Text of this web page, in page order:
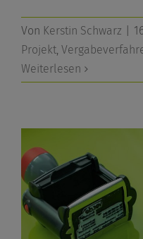
Von Kerstin Schwarz
Projekt,
Weiterlesen